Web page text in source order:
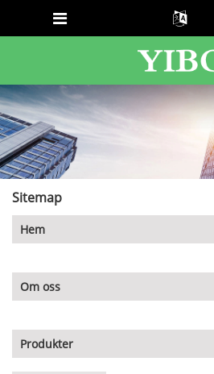
Sitemap
Hem
Om oss
Produkter